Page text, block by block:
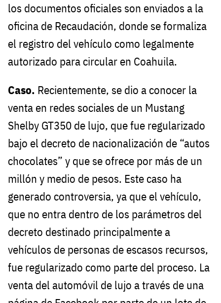
los documentos oficiales son enviados a la
oficina de Recaudación, donde se formaliza
el registro del vehículo como legalmente
autorizado para circular en Coahuila.
Caso. Recientemente, se dio a conocer la
venta en redes sociales de un Mustang
Shelby GT350 de lujo, que fue regularizado
bajo el decreto de nacionalización de “autos
chocolates” y que se ofrece por más de un
millón y medio de pesos. Este caso ha
generado controversia, ya que el vehículo,
que no entra dentro de los parámetros del
decreto destinado principalmente a
vehículos de personas de escasos recursos,
fue regularizado como parte del proceso. La
venta del automóvil de lujo a través de una